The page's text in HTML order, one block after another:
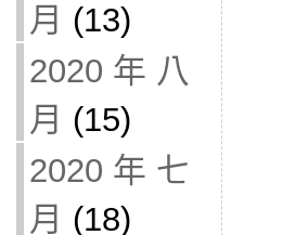
月 (13)
2020 年 八
月 (15)
2020 年 七
月 (18)